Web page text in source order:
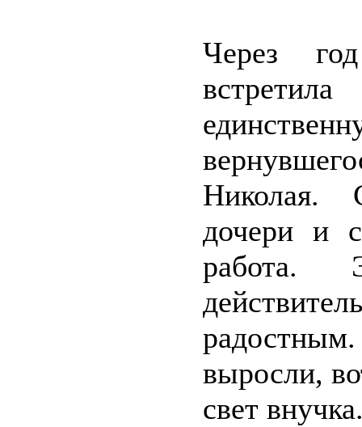
Через
Николая.
дочери и
работа.
выросли,
свет